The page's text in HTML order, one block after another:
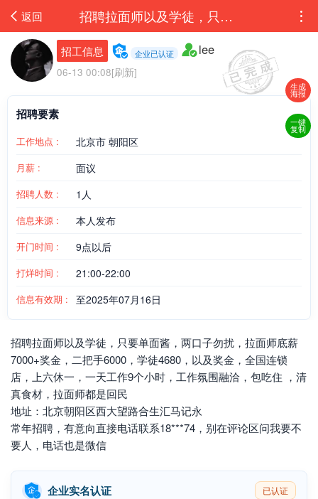
生成
海报
一键
复制
返回 招聘拉面师以及学徒，只要单面酱，两口子勿扰，拉面师底薪7000+奖金，二把手6000，学...
招工信息 企业已认证 lee
06-13 00:08[刷新]
招聘要素
工作地点 : 北京市 朝阳区
月薪 : 面议
招聘人数 : 1人
信息来源 : 本人发布
开门时间 : 9点以后
打烊时间 : 21:00-22:00
信息有效期 : 至2025年07月16日
招聘拉面师以及学徒，只要单面酱，两口子勿扰，拉面师底薪
7000+奖金，二把手6000，学徒4680，以及奖金，全国连锁
店，上六休一，一天工作9个小时，工作氛围融洽，包吃住 ，清
真食材，拉面师都是回民
地址：北京朝阳区西大望路合生汇马记永
常年招聘，有意向直接电话联系18***74，别在评论区问我要不
要人，电话也是微信
企业实名认证 已认证